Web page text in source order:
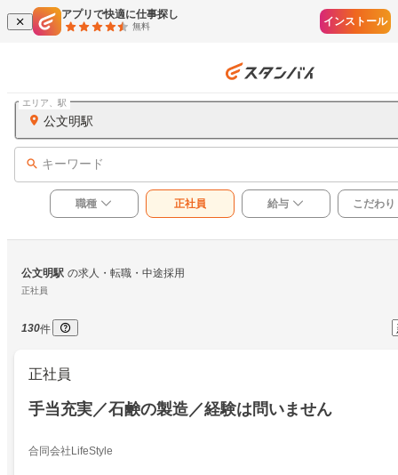
アプリで快適に仕事探し
無料 インストール
公文明駅
エリア、駅
キーワード
職種 正社員 給与 こだわり
公文明駅 の求人・転職・中途採用
正社員
130件
正社員
手当充実／石鹸の製造／経験は問いません
合同会社LifeStyle